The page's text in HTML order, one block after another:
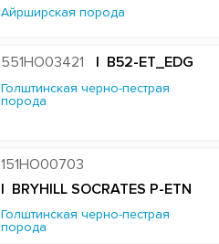
Айрширская порода
551HO03421 | B52-ET_EDG
Голштинская черно-пестрая
порода
151HO00703
| BRYHILL SOCRATES P-ETN
Голштинская черно-пестрая
порода